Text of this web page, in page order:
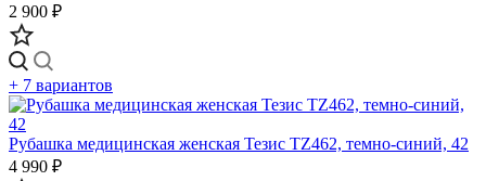
2 900 ₽
+ 7 вариантов
Рубашка медицинская женская Тезис TZ462, темно-синий, 42
4 990 ₽